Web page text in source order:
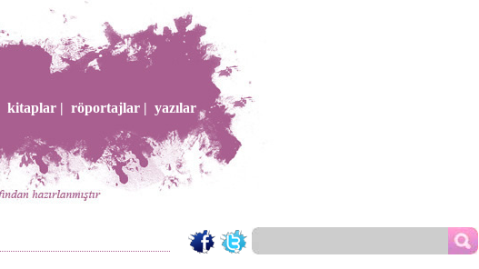
kitaplar | röportajlar | yazılar